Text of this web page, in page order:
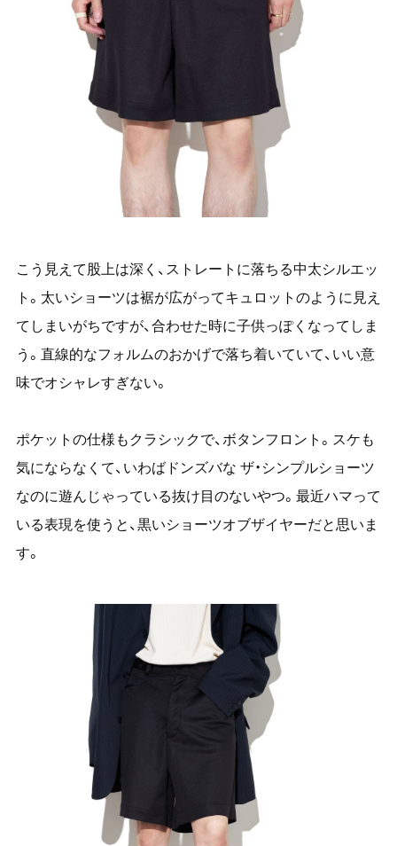
こう見えて股上は深く、ストレートに落ちる中太シルエッ
ト。太いショーツは裾が広がってキュロットのように見え
てしまいがちですが、合わせた時に子供っぽくなってしま
う。直線的なフォルムのおかげで落ち着いていて、いい意
味でオシャレすぎない。
ポケットの仕様もクラシックで、ボタンフロント。スケも
気にならなくて、いわばドンズバな ザ・シンプルショーツ
なのに遊んじゃっている抜け目のないやつ。最近ハマって
いる表現を使うと、黒いショーツオブザイヤーだと思いま
す。